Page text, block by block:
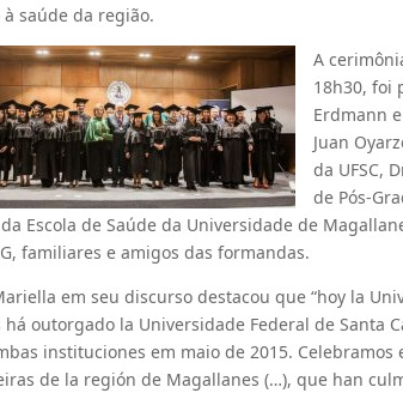
à saúde da região.
A
18h30, foi
Erdmann
Juan
da UFSC,
de Pós-
Escola de Saúde da Universidade de
familiares e amigos das formandas.
em seu discurso destacou que “hoy la
há outorgado la Universidade Federal de Santa
instituciones em maio de 2015.
de la región de Magallanes (…), que han